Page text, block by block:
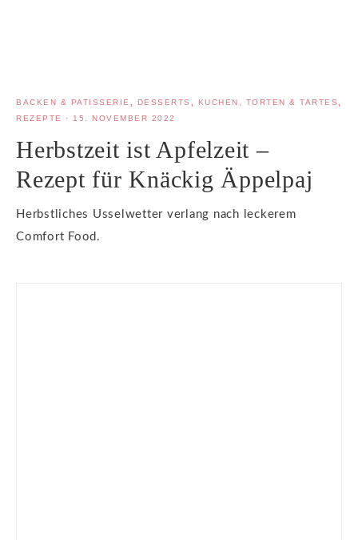
BACKEN & PATISSERIE, DESSERTS , KUCHEN, TORTEN & TARTES,
REZEPTE
· 15. NOVEMBER 2022
Herbstzeit ist Apfelzeit –
Rezept für Knäckig Äppelpaj
Herbstliches Usselwetter verlang nach leckerem
Comfort Food.